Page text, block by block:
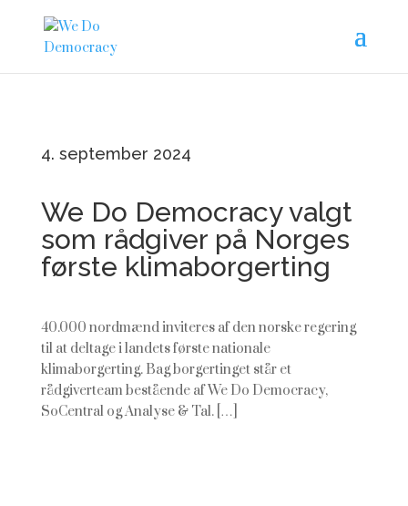
4. september 2024
We Do Democracy valgt
som rådgiver på Norges
første klimaborgerting
40.000 nordmænd inviteres af den norske regering
til at deltage i landets første nationale
klimaborgerting. Bag borgertinget står et
rådgiverteam bestående af We Do Democracy,
SoCentral og Analyse & Tal. […]